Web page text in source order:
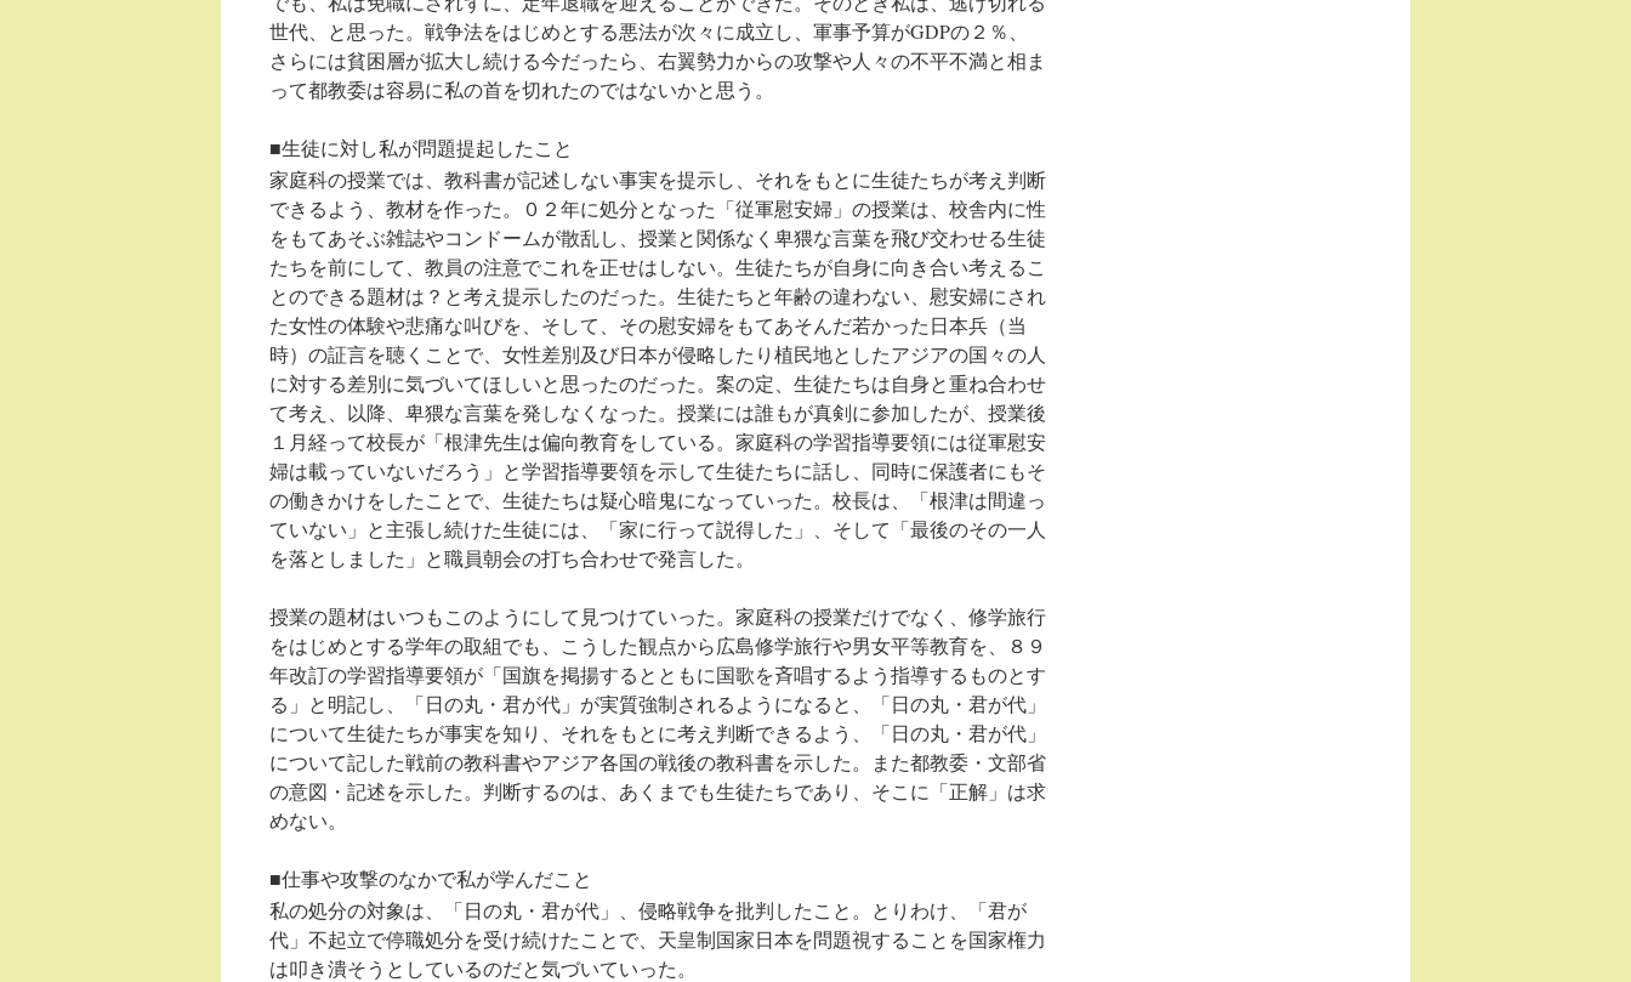
世代、と思った。戦争法をはじめとする悪法が次々に成立し、軍事予算がGDPの２％、
さらには貧困層が拡大し続ける今だったら、右翼勢力からの攻撃や人々の不平不満と相ま
って都教委は容易に私の首を切れたのではないかと思う。
■生徒に対し私が問題提起したこと
家庭科の授業では、教科書が記述しない事実を提示し、それをもとに生徒たちが考え判断
できるよう、教材を作った。０２年に処分となった「従軍慰安婦」の授業は、校舎内に性
をもてあそぶ雑誌やコンドームが散乱し、授業と関係なく卑猥な言葉を飛び交わせる生徒
たちを前にして、教員の注意でこれを正せはしない。生徒たちが自身に向き合い考えるこ
とのできる題材は？と考え提示したのだった。生徒たちと年齢の違わない、慰安婦にされ
た女性の体験や悲痛な叫びを、そして、その慰安婦をもてあそんだ若かった日本兵（当
時）の証言を聴くことで、女性差別及び日本が侵略したり植民地としたアジアの国々の人
に対する差別に気づいてほしいと思ったのだった。案の定、生徒たちは自身と重ね合わせ
て考え、以降、卑猥な言葉を発しなくなった。授業には誰もが真剣に参加したが、授業後
１月経って校長が「根津先生は偏向教育をしている。家庭科の学習指導要領には従軍慰安
婦は載っていないだろう」と学習指導要領を示して生徒たちに話し、同時に保護者にもそ
の働きかけをしたことで、生徒たちは疑心暗鬼になっていった。校長は、「根津は間違っ
ていない」と主張し続けた生徒には、「家に行って説得した」、そして「最後のその一人
を落としました」と職員朝会の打ち合わせで発言した。
授業の題材はいつもこのようにして見つけていった。家庭科の授業だけでなく、修学旅行
をはじめとする学年の取組でも、こうした観点から広島修学旅行や男女平等教育を、８９
年改訂の学習指導要領が「国旗を掲揚するとともに国歌を斉唱するよう指導するものとす
る」と明記し、「日の丸・君が代」が実質強制されるようになると、「日の丸・君が代」
について生徒たちが事実を知り、それをもとに考え判断できるよう、「日の丸・君が代」
について記した戦前の教科書やアジア各国の戦後の教科書を示した。また都教委・文部省
の意図・記述を示した。判断するのは、あくまでも生徒たちであり、そこに「正解」は求
めない。
■仕事や攻撃のなかで私が学んだこと
私の処分の対象は、「日の丸・君が代」、侵略戦争を批判したこと。とりわけ、「君が
代」不起立で停職処分を受け続けたことで、天皇制国家日本を問題視することを国家権力
は叩き潰そうとしているのだと気づいていった。